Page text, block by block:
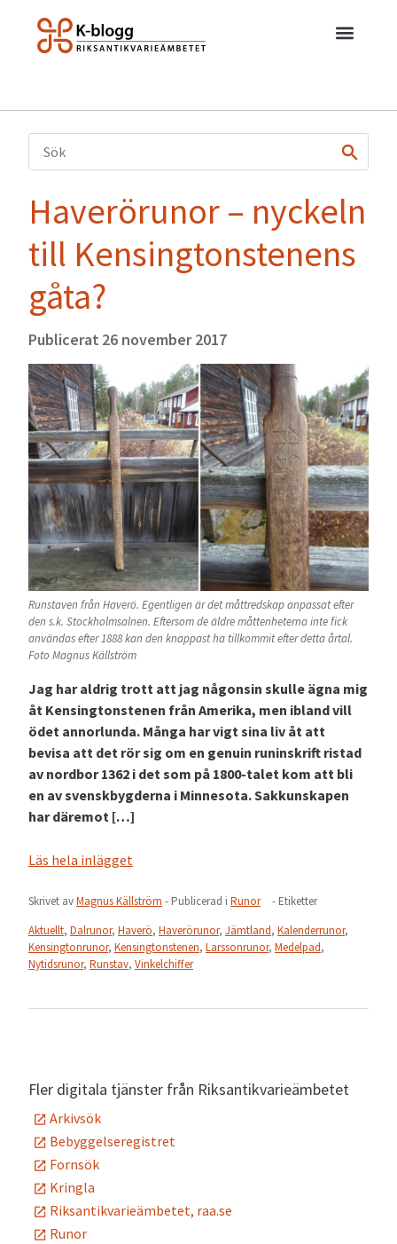
Haverörunor – nyckeln
till Kensingtonstenens
gåta?
Publicerat 26 november 2017
Runstaven från Haverö. Egentligen är det måttredskap anpassat efter
den s.k. Stockholmsalnen. Eftersom de äldre måttenheterna inte fick
användas efter 1888 kan den knappast ha tillkommit efter detta årtal.
Foto Magnus Källström
Jag har aldrig trott att jag någonsin skulle ägna mig
åt Kensingtonstenen från Amerika, men ibland vill
ödet annorlunda. Många har vigt sina liv åt att
bevisa att det rör sig om en genuin runinskrift ristad
av nordbor 1362 i det som på 1800-talet kom att bli
en av svenskbygderna i Minnesota. Sakkunskapen
har däremot […]
Läs hela inlägget
Skrivet avMagnus Källström - Publicerad i Runor
- Etiketter
Aktuellt, Dalrunor, Haverö, Haverörunor, Jämtland, Kalenderrunor,
Kensingtonrunor, Kensingtonstenen, Larssonrunor, Medelpad,
Nytidsrunor, Runstav, Vinkelchiffer
Fler digitala tjänster från Riksantikvarieämbetet
Arkivsök
Bebyggelseregistret
Fornsök
Kringla
Riksantikvarieämbetet, raa.se
Runor